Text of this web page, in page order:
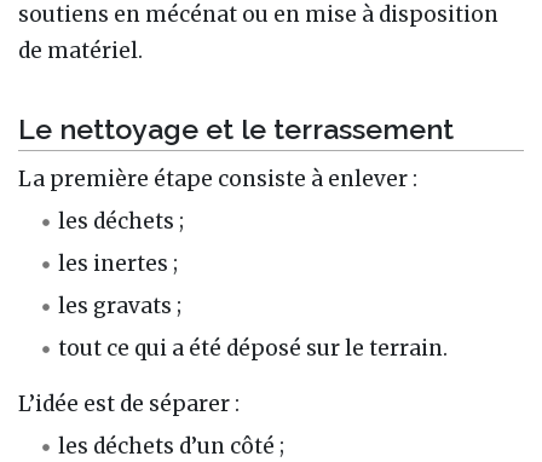
soutiens en mécénat ou en mise à disposition
de matériel.
Le nettoyage et le terrassement
La première étape consiste à enlever :
les déchets ;
les inertes ;
les gravats ;
tout ce qui a été déposé sur le terrain.
L’idée est de séparer :
les déchets d’un côté ;